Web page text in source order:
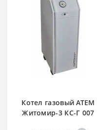
Котел газовый АТЕМ
Житомир-3 КС-Г 007